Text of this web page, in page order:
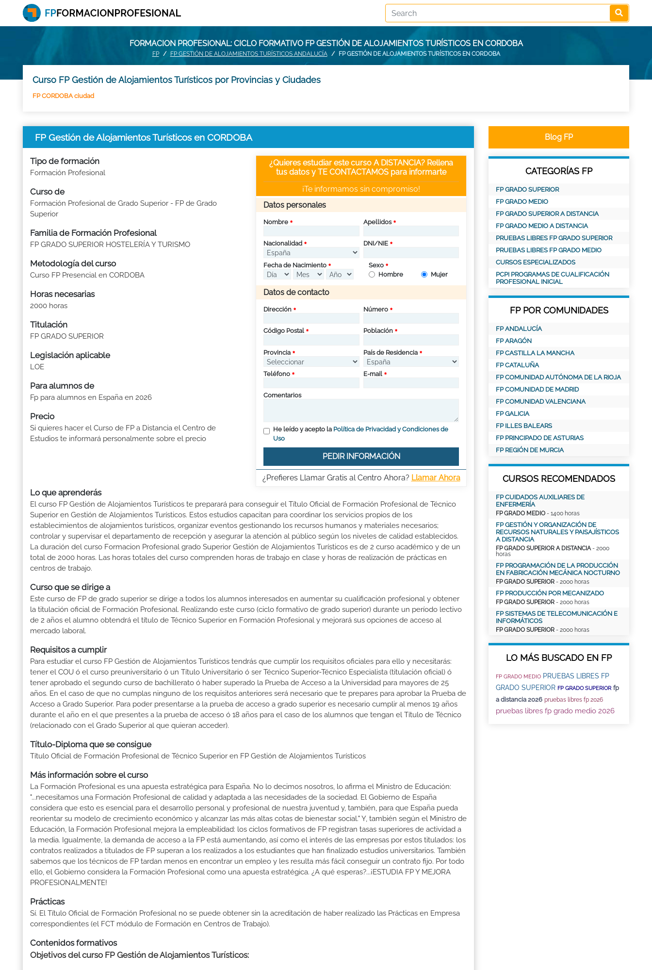
FORMACION PROFESIONAL: CICLO FORMATIVO FP GESTIÓN DE ALOJAMIENTOS TURÍSTICOS EN CORDOBA
FP FP GESTIÓN DE ALOJAMIENTOS TURÍSTICOS ANDALUCÍA FP GESTIÓN DE ALOJAMIENTOS TURÍSTICOS EN CORDOBA
Curso FP Gestión de Alojamientos Turísticos por Provincias y Ciudades
FP CORDOBA ciudad
FP Gestión de Alojamientos Turísticos en CORDOBA
Tipo de formación
Formación Profesional
Curso de
Formación Profesional de Grado Superior - FP de Grado
Superior
Familia de Formación Profesional
FP GRADO SUPERIOR HOSTELERÍA Y TURISMO
Metodología del curso
Curso FP Presencial en CORDOBA
Horas necesarias
2000 horas
Titulación
FP GRADO SUPERIOR
Legislación aplicable
LOE
Para alumnos de
Fp para alumnos en España en 2026
Precio
Si quieres hacer el Curso de FP a Distancia el Centro de
Estudios te informará personalmente sobre el precio
¿Quieres estudiar este curso A DISTANCIA? Rellena
tus datos y TE CONTACTAMOS para informarte
¡Te informamos sin compromiso!
Datos personales
Nombre Apellidos
Nacionalidad DNI/NIE
Fecha de Nacimiento
Sexo
Hombre
Mujer
Datos de contacto
Dirección Número
Código Postal Población
Provincia País de Residencia
Teléfono E-mail
Comentarios
He leído y acepto la Política de Privacidad y Condiciones de
Uso
PEDIR INFORMACIÓN
¿Prefieres Llamar Gratis al Centro Ahora? Llamar Ahora
Lo que aprenderás
El curso FP Gestión de Alojamientos Turísticos te preparará para conseguir el Título Oficial de Formación Profesional de Técnico
Superior en Gestión de Alojamientos Turísticos. Estos estudios capacitan para coordinar los servicios propios de los
establecimientos de alojamientos turísticos, organizar eventos gestionando los recursos humanos y materiales necesarios;
controlar y supervisar el departamento de recepción y asegurar la atención al público según los niveles de calidad establecidos.
La duración del curso Formacion Profesional grado Superior Gestión de Alojamientos Turísticos es de 2 curso académico y de un
total de 2000 horas. Las horas totales del curso comprenden horas de trabajo en clase y horas de realización de prácticas en
centros de trabajo.
Curso que se dirige a
Este curso de FP de grado superior se dirige a todos los alumnos interesados en aumentar su cualificación profesional y obtener
la titulación oficial de Formación Profesional. Realizando este curso (ciclo formativo de grado superior) durante un período lectivo
de 2 años el alumno obtendrá el título de Técnico Superior en Formación Profesional y mejorará sus opciones de acceso al
mercado laboral.
Requisitos a cumplir
Para estudiar el curso FP Gestión de Alojamientos Turísticos tendrás que cumplir los requisitos oficiales para ello y necesitarás:
tener el COU ó el curso preuniversitario ó un Título Universitario ó ser Técnico Superior-Técnico Especialista (titulación oficial) ó
tener aprobado el segundo curso de bachillerato ó haber superado la Prueba de Acceso a la Universidad para mayores de 25
años. En el caso de que no cumplas ninguno de los requisitos anteriores será necesario que te prepares para aprobar la Prueba de
Acceso a Grado Superior. Para poder presentarse a la prueba de acceso a grado superior es necesario cumplir al menos 19 años
durante el año en el que presentes a la prueba de acceso ó 18 años para el caso de los alumnos que tengan el Título de Técnico
(relacionado con el Grado Superior al que quieran acceder).
Título-Diploma que se consigue
Título Oficial de Formación Profesional de Técnico Superior en FP Gestión de Alojamientos Turísticos
Más información sobre el curso
La Formación Profesional es una apuesta estratégica para España. No lo decimos nosotros, lo afirma el Ministro de Educación:
"...necesitamos una Formación Profesional de calidad y adaptada a las necesidades de la sociedad. El Gobierno de España
considera que esto es esencial para el desarrollo personal y profesional de nuestra juventud y, también, para que España pueda
reorientar su modelo de crecimiento económico y alcanzar las más altas cotas de bienestar social." Y, también según el Ministro de
Educación, la Formación Profesional mejora la empleabilidad: los ciclos formativos de FP registran tasas superiores de actividad a
la media. Igualmente, la demanda de acceso a la FP está aumentando, así como el interés de las empresas por estos titulados: los
contratos realizados a titulados de FP superan a los realizados a los estudiantes que han finalizado estudios universitarios. También
sabemos que los técnicos de FP tardan menos en encontrar un empleo y les resulta más fácil conseguir un contrato fijo. Por todo
ello, el Gobierno considera la Formación Profesional como una apuesta estratégica. ¿A qué esperas?...¡ESTUDIA FP Y MEJORA
PROFESIONALMENTE!
Prácticas
Sí. El Título Oficial de Formación Profesional no se puede obtener sin la acreditación de haber realizado las Prácticas en Empresa
correspondientes (el FCT módulo de Formación en Centros de Trabajo).
Contenidos formativos
Objetivos del curso FP Gestión de Alojamientos Turísticos:
Blog FP
CATEGORÍAS FP
FP GRADO SUPERIOR
FP GRADO MEDIO
FP GRADO SUPERIOR A DISTANCIA
FP GRADO MEDIO A DISTANCIA
PRUEBAS LIBRES FP GRADO SUPERIOR
PRUEBAS LIBRES FP GRADO MEDIO
CURSOS ESPECIALIZADOS
PCPI PROGRAMAS DE CUALIFICACIÓN
PROFESIONAL INICIAL
FP POR COMUNIDADES
FP ANDALUCÍA
FP ARAGÓN
FP CASTILLA LA MANCHA
FP CATALUÑA
FP COMUNIDAD AUTÓNOMA DE LA RIOJA
FP COMUNIDAD DE MADRID
FP COMUNIDAD VALENCIANA
FP GALICIA
FP ILLES BALEARS
FP PRINCIPADO DE ASTURIAS
FP REGIÓN DE MURCIA
CURSOS RECOMENDADOS
FP CUIDADOS AUXILIARES DE
ENFERMERÍA
FP GRADO MEDIO - 1400 horas
FP GESTIÓN Y ORGANIZACIÓN DE
RECURSOS NATURALES Y PAISAJÍSTICOS
A DISTANCIA
FP GRADO SUPERIOR A DISTANCIA- 2000
horas
FP PROGRAMACIÓN DE LA PRODUCCIÓN
EN FABRICACIÓN MECÁNICA NOCTURNO
FP GRADO SUPERIOR - 2000 horas
FP PRODUCCIÓN POR MECANIZADO
FP GRADO SUPERIOR - 2000 horas
FP SISTEMAS DE TELECOMUNICACIÓN E
INFORMÁTICOS
FP GRADO SUPERIOR - 2000 horas
LO MÁS BUSCADO EN FP
FP GRADO MEDIO PRUEBAS LIBRES FP
GRADO SUPERIOR FP GRADO SUPERIOR fp
a distancia 2026 pruebas libres fp 2026
pruebas libres fp grado medio 2026